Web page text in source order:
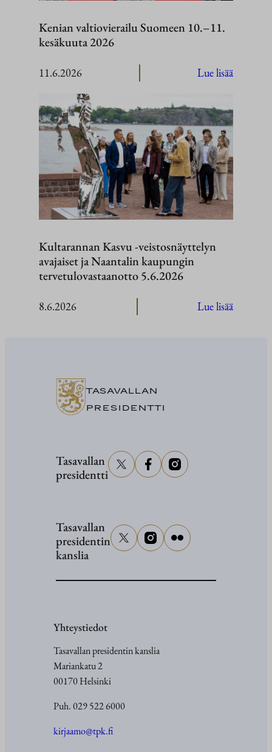
Kenian valtiovierailu Suomeen 10.–11.
kesäkuuta 2026
11.6.2026 Lue lisää
Suomeen
11.
2026
Kultarannan Kasvu -veistosnäyttelyn
avajaiset ja Naantalin kaupungin
tervetulovastaanotto 5.6.2026
8.6.2026 Lue lisää
TASAVALLAN
PRESIDENTTI
Tasavallan
presidentti
Tasavallan
presidentin
kanslia
Yhteystiedot
Tasavallan presidentin kanslia
Mariankatu 2
00170 Helsinki
Puh. 029 522 6000
kirjaamo@tpk.fi